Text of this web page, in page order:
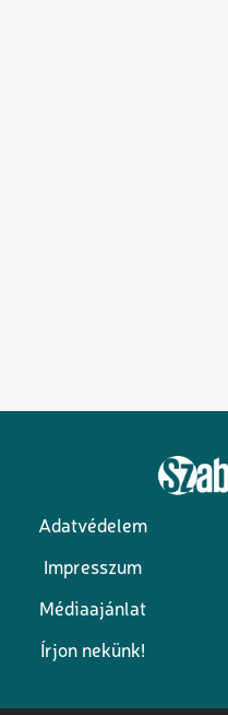
Lábléc
Adatvédelem
Impresszum
Médiaajánlat
Írjon nekünk!